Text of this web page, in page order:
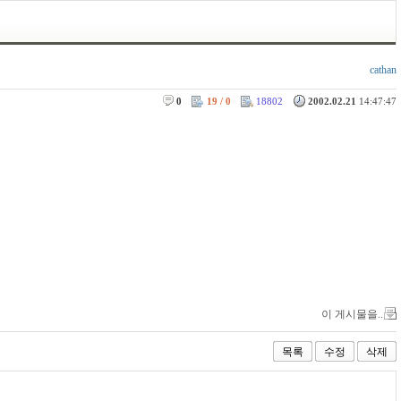
cathan
2002.02.21 14:47:47
18802
19 / 0
0
이 게시물을..
목록 수정 삭제